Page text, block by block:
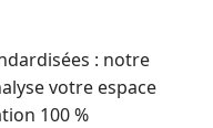
: notre
votre espace
100 %